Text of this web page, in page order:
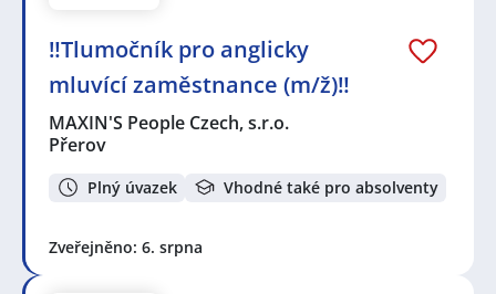
‼️Tlumočník pro anglicky
mluvící zaměstnance (m/ž)‼️
MAXIN'S People Czech, s.r.o.
Přerov
Plný úvazek Vhodné také pro absolventy
Zveřejněno: 6. srpna